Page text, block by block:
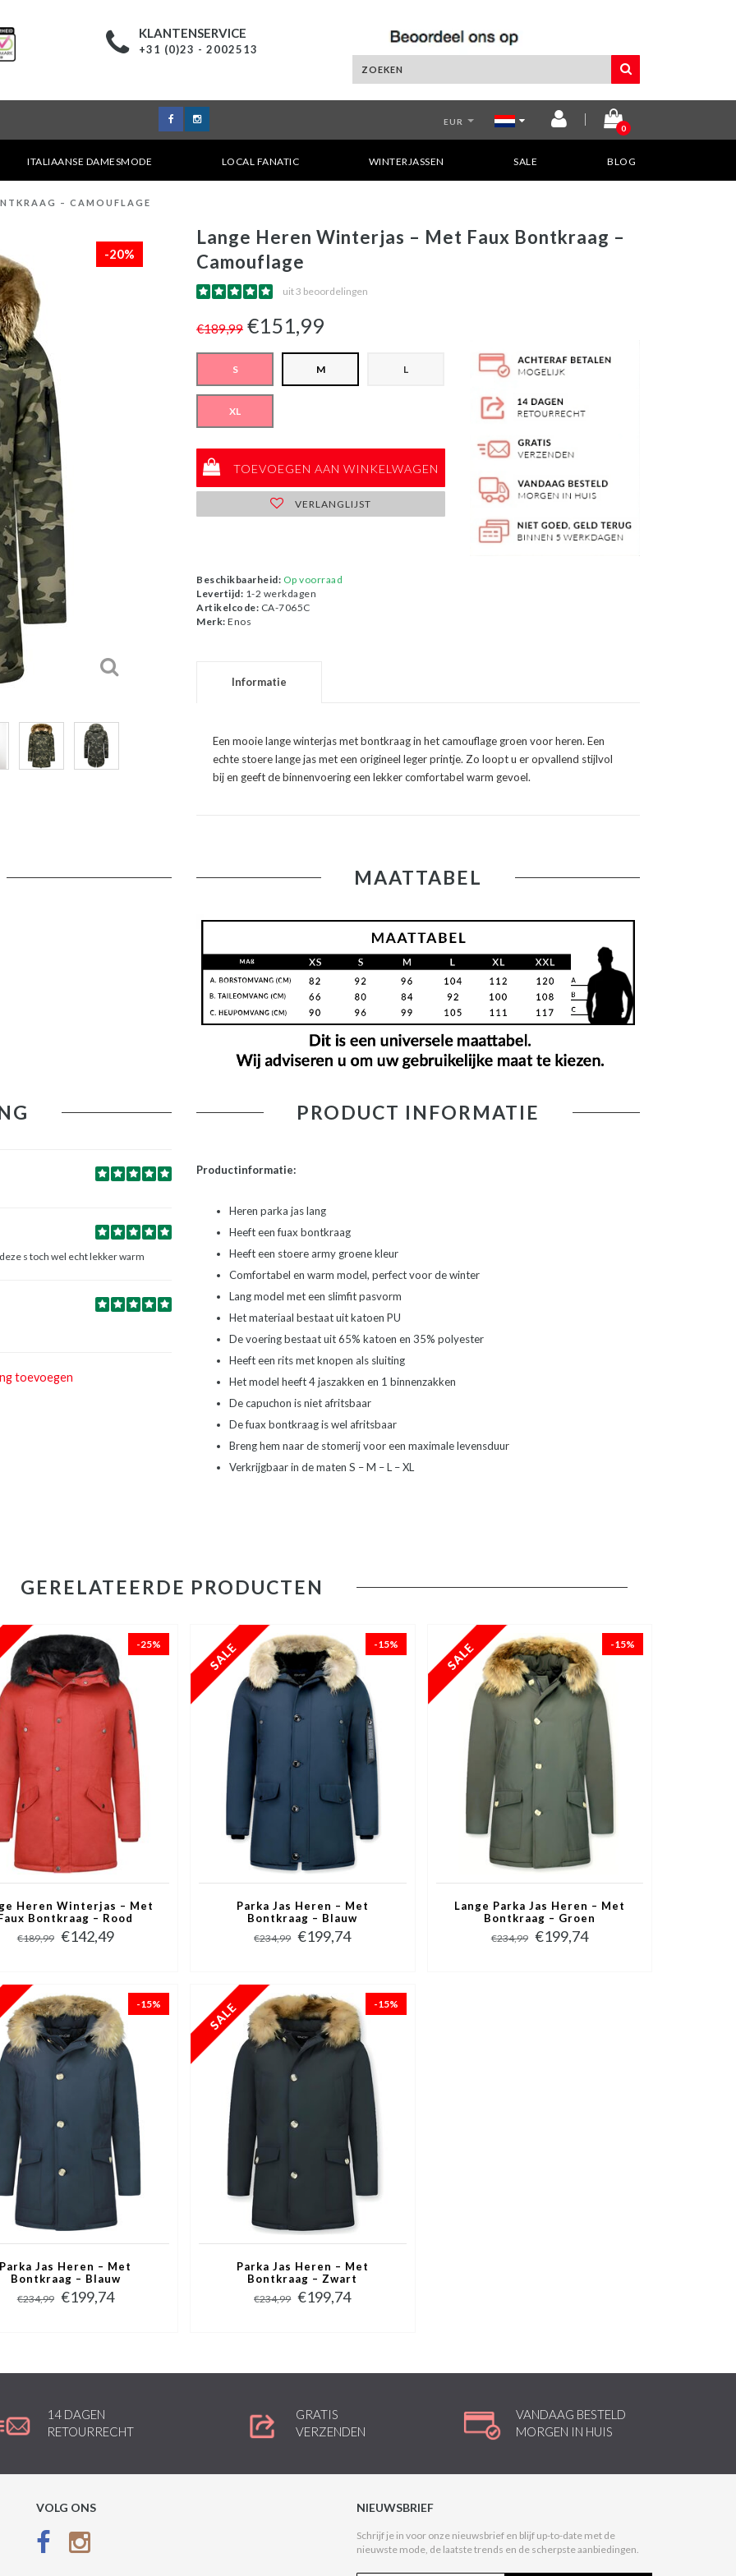
KLANTENSERVICE
+31 (0)23 - 2002513
EUR
0
ITALIAANSE DAMESMODE LOCAL FANATIC WINTERJASSEN SALE BLOG
– CAMOUFLAGE
-20%
Lange Heren Winterjas – Met Faux Bontkraag –
Camouflage
uit 3 beoordelingen
€189,99 €151,99
S M L
XL
TOEVOEGEN AAN WINKELWAGEN
VERLANGLIJST
Beschikbaarheid: Op voorraad
Levertijd: 1-2 werkdagen
Artikelcode: CA-7065C
Merk: Enos
Informatie
Een mooie lange winterjas met bontkraag in het camouflage groen voor heren. Een
echte stoere lange jas met een origineel leger printje. Zo loopt u er opvallend stijlvol
bij en geeft de binnenvoering een lekker comfortabel warm gevoel.
MAATTABEL
s toch wel echt lekker warm
toevoegen
PRODUCT INFORMATIE
Productinformatie:
Heren parka jas lang
Heeft een fuax bontkraag
Heeft een stoere army groene kleur
Comfortabel en warm model, perfect voor de winter
Lang model met een slimfit pasvorm
Het materiaal bestaat uit katoen PU
De voering bestaat uit 65% katoen en 35% polyester
Heeft een rits met knopen als sluiting
Het model heeft 4 jaszakken en 1 binnenzakken
De capuchon is niet afritsbaar
De fuax bontkraag is wel afritsbaar
Breng hem naar de stomerij voor een maximale levensduur
Verkrijgbaar in de maten S – M – L – XL
GERELATEERDE PRODUCTEN
-25%
Heren Winterjas – Met
Bontkraag – Rood
€189,99 €142,49
-15%
Parka Jas Heren – Met
Bontkraag – Blauw
€234,99 €199,74
-15%
Lange Parka Jas Heren – Met
Bontkraag – Groen
€234,99 €199,74
-15%
Parka Jas Heren – Met
Bontkraag – Blauw
€234,99 €199,74
-15%
Parka Jas Heren – Met
Bontkraag – Zwart
€234,99 €199,74
14 DAGEN
RETOURRECHT
GRATIS
VERZENDEN
VANDAAG BESTELD
MORGEN IN HUIS
VOLG ONS NIEUWSBRIEF
Schrijf je in voor onze nieuwsbrief en blijf up-to-date met de
nieuwste mode, de laatste trends en de scherpste aanbiedingen.